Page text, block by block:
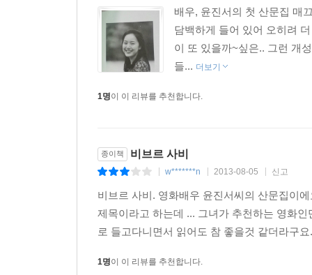
배우, 윤진서의 첫 산문집 매
담백하게 들어 있어 오히려
이 또 있을까~싶은.. 그런 개
들... 더보기
1명이 이 리뷰를 추천합니다.
종이책 비브르 사비
w*******n 2013-08-05 신고
비브르 사비. 영화배우 윤진서씨의 산문집이
제목이라고 하는데 ... 그녀가 추천하는 영화
로 들고다니면서 읽어도 참 좋을것 같더라구
1명이 이 리뷰를 추천합니다.